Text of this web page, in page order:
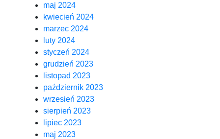
maj 2024
kwiecień 2024
marzec 2024
luty 2024
styczeń 2024
grudzień 2023
listopad 2023
październik 2023
wrzesień 2023
sierpień 2023
lipiec 2023
maj 2023